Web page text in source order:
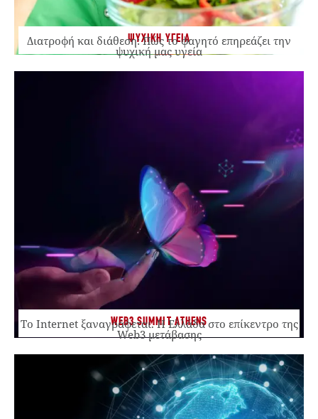
ΨΥΧΙΚΗ ΥΓΕΙΑ
Διατροφή και διάθεση: Πώς το φαγητό επηρεάζει την
ψυχική μας υγεία
WEB3 SUMMIT ATHENS
Το Internet ξαναγράφεται. Η Ελλάδα στο επίκεντρο της
Web3 μετάβασης